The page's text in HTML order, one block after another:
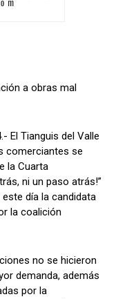
a obras mal
El Tianguis del Valle
comerciantes se
la Cuarta
ni un paso atrás!”
día la candidata
la coalición
no se hicieron
demanda, además
por la